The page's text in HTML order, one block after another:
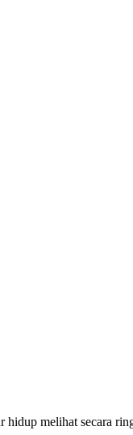
melihat secara